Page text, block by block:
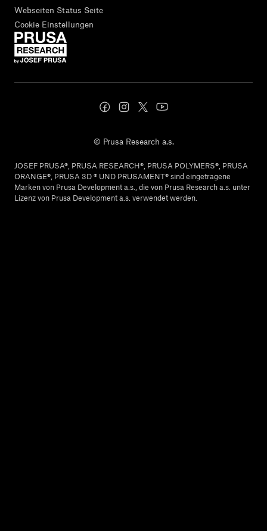
Webseiten Status Seite
Cookie Einstellungen
© Prusa Research a.s.
JOSEF PRUSA®, PRUSA RESEARCH®, PRUSA POLYMERS®, PRUSA
ORANGE®, PRUSA 3D ® UND PRUSAMENT® sind eingetragene
Marken von Prusa Development a.s., die von Prusa Research a.s. unter
Lizenz von Prusa Development a.s. verwendet werden.